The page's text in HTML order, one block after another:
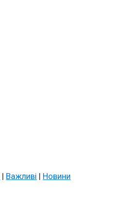
| Важливі | Новини